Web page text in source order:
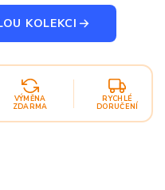
KOLEKCI
VÝMĚNA
ZDARMA
RYCHLÉ
DORUČENÍ